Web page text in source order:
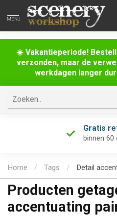
☀️ Vakantieperiode!
verzonden, maar de
werkdagen langer
MENU
Gratis
binnen 60
Home / Tags / Detail
Producten
accentuating